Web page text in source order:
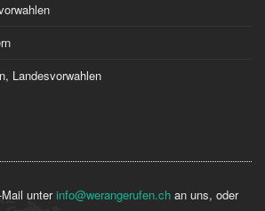
Landesvorwahlen
unterinfo@werangerufen.ch an uns, oder